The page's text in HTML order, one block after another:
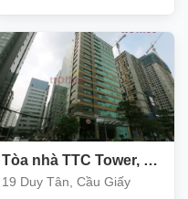
m2
Tòa nhà TTC Tower, 19
Duy Tân, Cầu Giấy
19 Duy Tân, Cầu Giấy